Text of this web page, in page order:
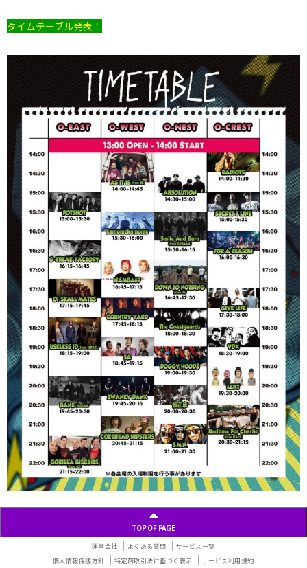
タイムテーブル発表！
TOP OF PAGE
運営会社 よくある質問
サービス一覧
個人情報保護方針
特定商取引法に基づく表示 サービス利用規約